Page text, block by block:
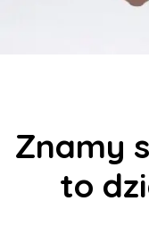
Znamy
to